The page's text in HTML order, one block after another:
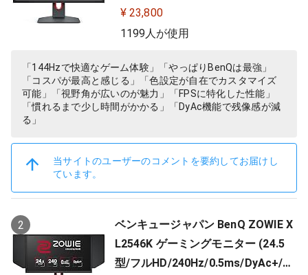
小さめ台座/OSDメニュー/指一本で
高さ調整)
¥ 23,800
1199人が使用
「144Hzで快適なゲーム体験」「やっぱりBenQは最強」
「コスパが最高と感じる」「色設定が自在でカスタマイズ
可能」「視野角が広いのが魅力」「FPSに特化した性能」
「慣れるまで少し時間がかかる」「DyAc機能で残像感が減
る」
当サイトのユーザーのコメントを要約してお届けし
ています。
2
ベンキュージャパン BenQ ZOWIE X
L2546K ゲーミングモニター (24.5
型/フルHD/240Hz/0.5ms/DyAc+/小